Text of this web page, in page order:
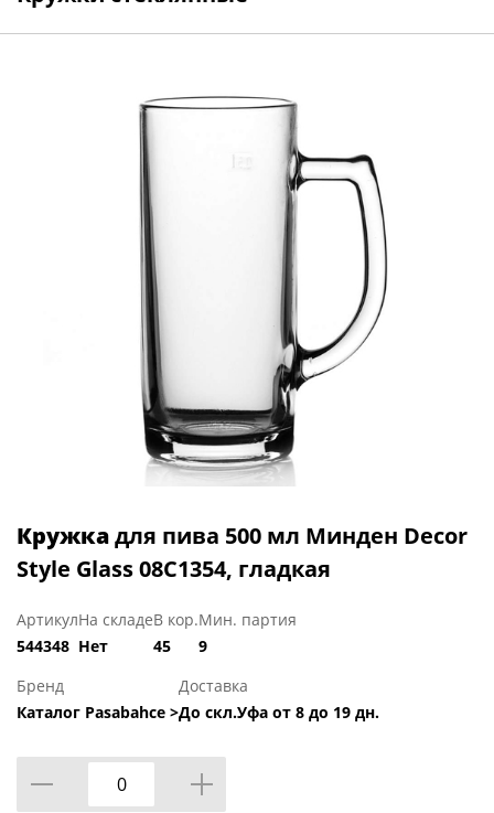
Кружкадля пива 500 мл Минден Decor
Style Glass 08C1354, гладкая
Артикул
544348
На складе
Нет
В кор.
45
Мин. партия
9
Бренд
Каталог Pasabahce >
Доставка
До скл.Уфа от 8 до 19 дн.